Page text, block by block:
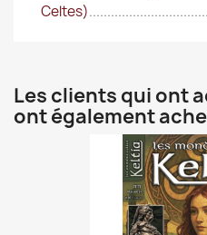
Celtes)
Les clients qui ont
ont également